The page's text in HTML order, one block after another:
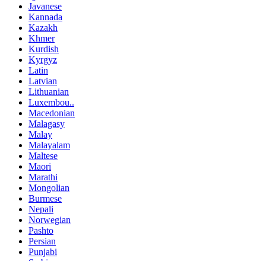
Javanese
Kannada
Kazakh
Khmer
Kurdish
Kyrgyz
Latin
Latvian
Lithuanian
Luxembou..
Macedonian
Malagasy
Malay
Malayalam
Maltese
Maori
Marathi
Mongolian
Burmese
Nepali
Norwegian
Pashto
Persian
Punjabi